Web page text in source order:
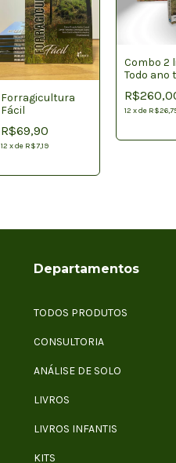
Forragicultura
Fácil
R$69,90
12 xde R$7,19
Combo 2
Todo ano
seca! Esta
seca o
o boi não!
12 xde
Departamentos
TODOS PRODUTOS
CONSULTORIA
ANÁLISE DE SOLO
LIVROS
LIVROS INFANTIS
KITS